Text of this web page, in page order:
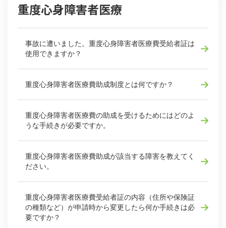
重度心身障害者医療
事故に遭いました。重度心身障害者医療費受給者証は
使用できますか？
重度心身障害者医療費助成制度とは何ですか？
重度心身障害者医療費の助成を受けるためにはどのよ
うな手続きが必要ですか。
重度心身障害者医療費助成が該当する障害を教えてく
ださい。
重度心身障害者医療費受給者証の内容（住所や保険証
の種類など）が申請時から変更したら何か手続きは必
要ですか？